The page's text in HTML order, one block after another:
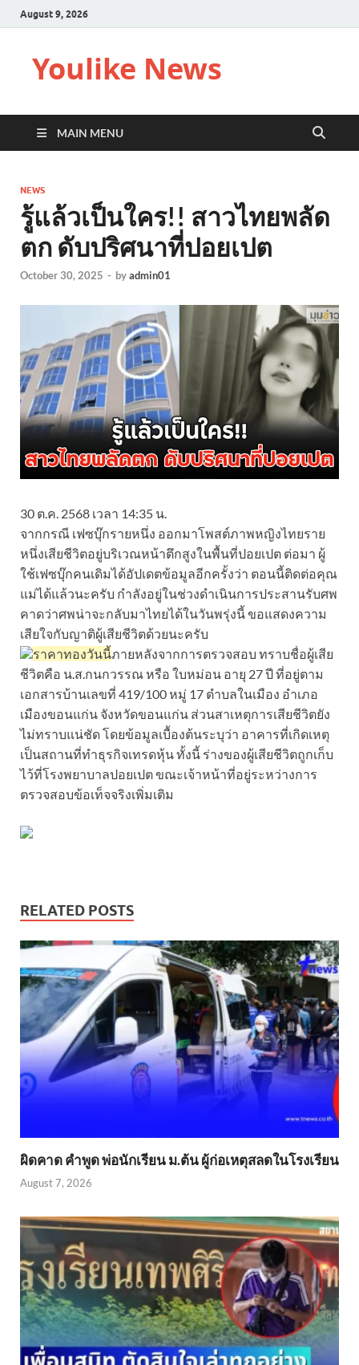
August 9, 2026
Youlike News
MAIN MENU
NEWS
รู้แล้วเป็นใคร!! สาวไทยพลัด
ตก ดับปริศนาที่ปอยเปต
October 30, 2025 - byadmin01
30 ต.ค. 2568 เวลา 14:35 น.
จากกรณี เฟซบุ๊กรายหนึ่ง ออกมาโพสต์ภาพหญิงไทยราย
หนึ่งเสียชีวิตอยู่บริเวณหน้าตึกสูงในพื้นที่ปอยเปต ต่อมา ผู้
ใช้เฟซบุ๊กคนเดิมได้อัปเดตข้อมูลอีกครั้งว่า ตอนนี้ติดต่อคุณ
แม่ได้แล้วนะครับ กำลังอยู่ในช่วงดำเนินการประสานรับศพ
คาดว่าศพน่าจะกลับมาไทยได้ในวันพรุ่งนี้ ขอแสดงความ
เสียใจกับญาติผู้เสียชีวิตด้วยนะครับ
ราคาทองวันนี้ภายหลังจากการตรวจสอบ ทราบชื่อผู้เสีย
ชีวิตคือ น.ส.กนกวรรณ หรือ ใบหม่อน อายุ 27 ปี ที่อยู่ตาม
เอกสารบ้านเลขที่ 419/100 หมู่ 17 ตำบลในเมือง อำเภอ
เมืองขอนแก่น จังหวัดขอนแก่น ส่วนสาเหตุการเสียชีวิตยัง
ไม่ทราบแน่ชัด โดยข้อมูลเบื้องต้นระบุว่า อาคารที่เกิดเหตุ
เป็นสถานที่ทำธุรกิจเทรดหุ้น ทั้งนี้ ร่างของผู้เสียชีวิตถูกเก็บ
ไว้ที่โรงพยาบาลปอยเปต ขณะเจ้าหน้าที่อยู่ระหว่างการ
ตรวจสอบข้อเท็จจริงเพิ่มเติม
RELATED POSTS
ผิดคาด คำพูด พ่อนักเรียน ม.ต้น ผู้ก่อเหตุสลดในโรงเรียน
August 7, 2026